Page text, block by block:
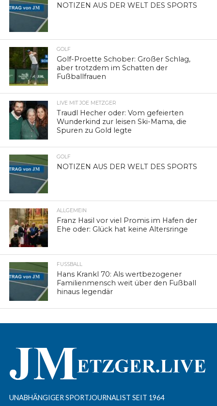
NOTIZEN AUS DER WELT DES SPORTS
GOLF
Golf-Proette Schober: Großer Schlag,
aber trotzdem im Schatten der
Fußballfrauen
LIVE MIT JOE METZGER
Traudl Hecher oder: Vom gefeierten
Wunderkind zur leisen Ski-Mama, die
Spuren zu Gold legte
GOLF
NOTIZEN AUS DER WELT DES SPORTS
ALLGEMEIN
Franz Hasil vor viel Promis im Hafen der
Ehe oder: Glück hat keine Altersringe
FUSSBALL
Hans Krankl 70: Als wertbezogener
Familienmensch weit über den Fußball
hinaus legendär
UNABHÄNGIGER SPORTJOURNALIST SEIT 1964